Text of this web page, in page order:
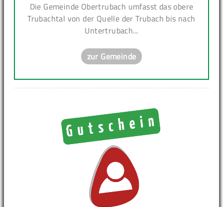
Die Gemeinde Obertrubach umfasst das obere
Trubachtal von der Quelle der Trubach bis nach
Untertrubach...
zur Gemeinde